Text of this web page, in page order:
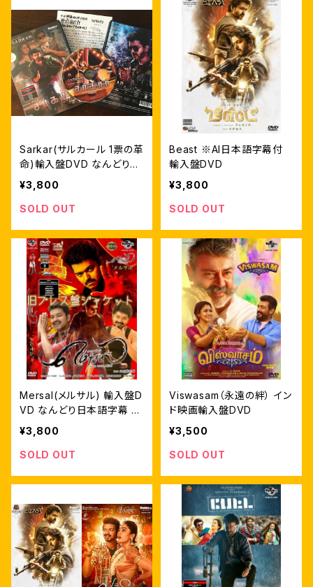
Sarkar(サルカール 1票の革
命)輸入盤DVD なんどり日
本語字幕 自家製ライナーノ
ーツ付
¥3,800
SOLD OUT
Beast ※AI日本語字幕付
輸入盤DVD
¥3,800
SOLD OUT
Mersal(メルサル) 輸入盤D
VD なんどり日本語字幕 自
家製ライナーノーツ付
¥3,800
SOLD OUT
Viswasam（永遠の絆） イン
ド映画輸入盤DVD
¥3,500
SOLD OUT